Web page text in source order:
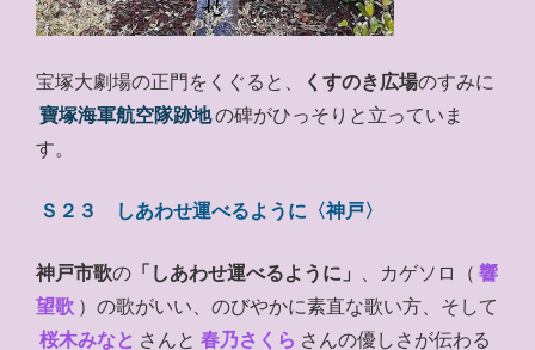
宝塚大劇場の正門をくぐると、 くすのき広場のすみに
寶塚海軍航空隊跡地の碑がひっそりと立っていま
す。
Ｓ２３ しあわせ運べるように〈神戸〉
神戸市歌の 「しあわせ運べるように」 、カゲソロ（ 響
望歌 ）の歌がいい、のびやかに素直な歌い方、そして
桜木みなと さんと 春乃さくら さんの優しさが伝わる